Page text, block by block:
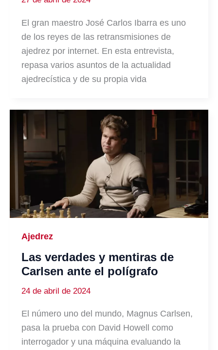
El gran maestro José Carlos Ibarra es uno
de los reyes de las retransmisiones de
ajedrez por internet. En esta entrevista,
repasa varios asuntos de la actualidad
ajedrecística y de su propia vida
Ajedrez
Las verdades y mentiras de
Carlsen ante el polígrafo
24 de abril de 2024
El número uno del mundo, Magnus Carlsen,
pasa la prueba con David Howell como
interrogador y una máquina evaluando la